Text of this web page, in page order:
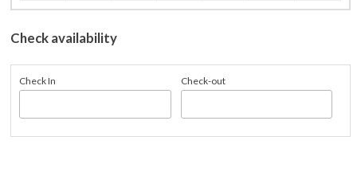
Check availability
Check In Check-out